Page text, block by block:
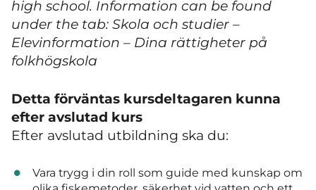
high school. Information can be found
under the tab: Skola och studier –
Elevinformation – Dina rättigheter på
folkhögskola
Detta förväntas kursdeltagaren kunna
efter avslutad kurs
Efter avslutad utbildning ska du:
Vara trygg i din roll som guide med kunskap om